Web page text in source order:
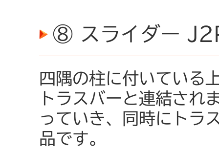
⑧ スライダー
四隅の柱に付いている
トラスバーと連結され
っていき、同時にトラ
品です。